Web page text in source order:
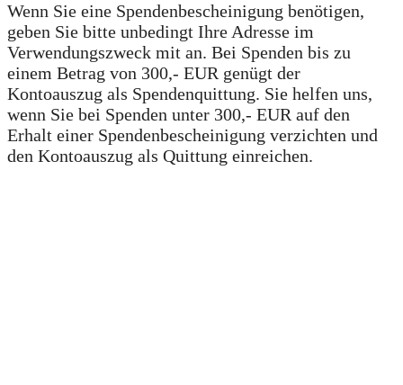
Wenn Sie eine Spendenbescheinigung benötigen,
geben Sie bitte unbedingt Ihre Adresse im
Verwendungszweck mit an. Bei Spenden bis zu
einem Betrag von 300,- EUR genügt der
Kontoauszug als Spendenquittung. Sie helfen uns,
wenn Sie bei Spenden unter 300,- EUR auf den
Erhalt einer Spendenbescheinigung verzichten und
den Kontoauszug als Quittung einreichen.